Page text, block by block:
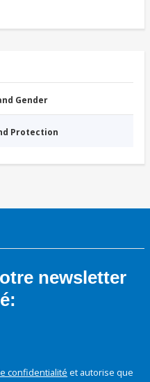
Gender
Protection
newsletter
confidentialité et autorise que